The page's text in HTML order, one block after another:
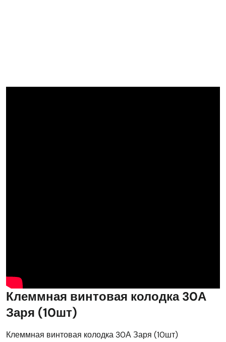
Клеммная винтовая колодка 30А
Заря (10шт)
Клеммная винтовая колодка 30А Заря (10шт)